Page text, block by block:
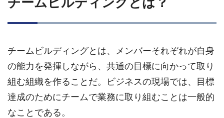
チームビルディングとは、メンバーそれぞれが自身
の能力を発揮しながら、共通の目標に向かって取り
組む組織を作ることだ。ビジネスの現場では、目標
達成のためにチームで業務に取り組むことは一般的
なことである。